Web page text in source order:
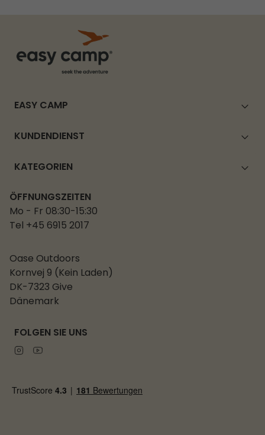
EASY CAMP
KUNDENDIENST
KATEGORIEN
ÖFFNUNGSZEITEN
Mo - Fr 08:30-15:30
Tel +45 6915 2017
Oase Outdoors
Kornvej 9 (Kein Laden)
DK-7323 Give
Dänemark
FOLGEN SIE UNS
Instagram
Youtube